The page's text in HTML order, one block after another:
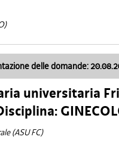
delle domande:
universitaria
(ASU FC)